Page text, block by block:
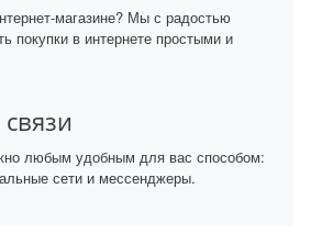
магазине? Мы с радостью
покупки в интернете простыми и
любым удобным для вас способом:
сети и мессенджеры.